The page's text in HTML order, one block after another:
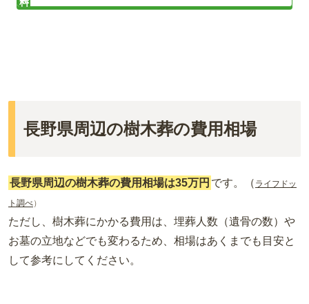
など、個々のライフスタイルに合わせた選択肢を提供し、契約
長野県周辺の樹木葬の費用相場
長野県周辺の樹木葬の費用相場は35万円 です。（ ライフドッ
ト調べ）
ただし、樹木葬にかかる費用は、埋葬人数（遺骨の数）や
お墓の立地などでも変わるため、相場はあくまでも目安と
して参考にしてください。